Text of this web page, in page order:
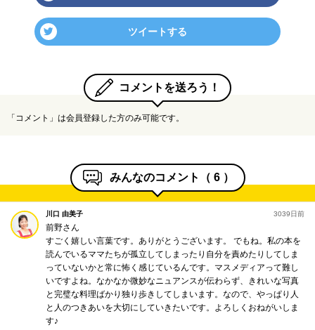
ツイートする
コメントを送ろう！
「コメント」は会員登録した方のみ可能です。
みんなのコメント（ 6 ）
川口 由美子 3039日前
前野さん
すごく嬉しい言葉です。ありがとうございます。 でもね。私の本を
読んでいるママたちが孤立してしまったり自分を責めたりしてしま
っていないかと常に怖く感じているんです。マスメディアって難し
いですよね。なかなか微妙なニュアンスが伝わらず、きれいな写真
と完璧な料理ばかり独り歩きしてしまいます。なので、やっぱり人
と人のつきあいを大切にしていきたいです。よろしくおねがいしま
す♪